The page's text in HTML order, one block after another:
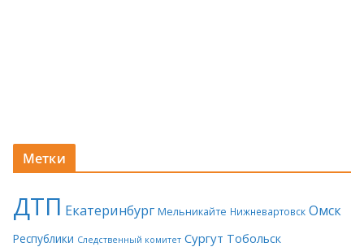
Метки
ДТП Екатеринбург Мельникайте Нижневартовск Омск
Республики Следственный комитет Сургут Тобольск